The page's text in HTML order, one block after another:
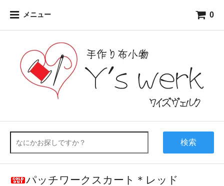
メニュー 0
検索
パッチワークスカート＊レッド